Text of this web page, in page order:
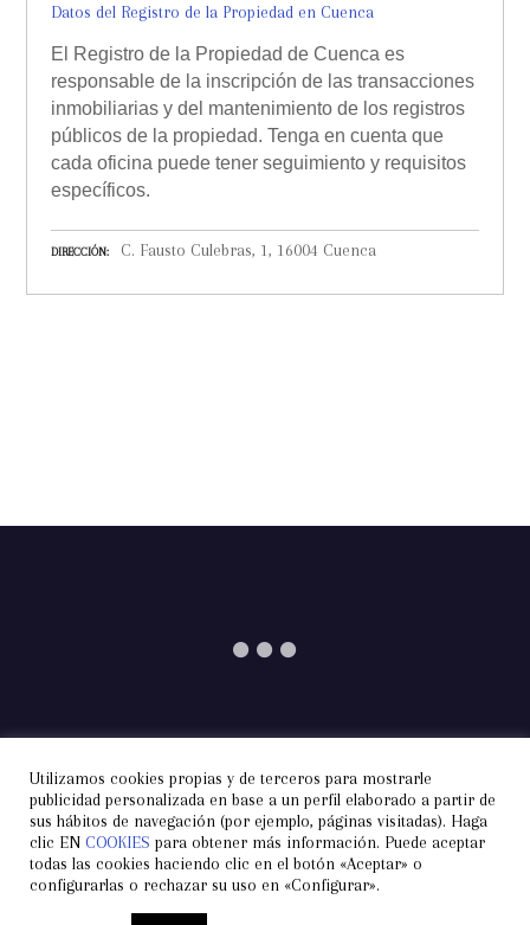
Datos del Registro de la Propiedad en Cuenca
El Registro de la Propiedad de Cuenca es
responsable de la inscripción de las transacciones
inmobiliarias y del mantenimiento de los registros
públicos de la propiedad. Tenga en cuenta que
cada oficina puede tener seguimiento y requisitos
específicos.
DIRECCIÓN C. Fausto Culebras, 1, 16004 Cuenca
Información Aviso Legal Privacidad
Condiciones de Contratación Cookies Contacto
Utilizamos cookies propias y de terceros para mostrarle
publicidad personalizada en base a un perfil elaborado a partir de
sus hábitos de navegación (por ejemplo, páginas visitadas). Haga
clic EN COOKIES para obtener más información. Puede aceptar
todas las cookies haciendo clic en el botón «Aceptar» o
configurarlas o rechazar su uso en «Configurar».